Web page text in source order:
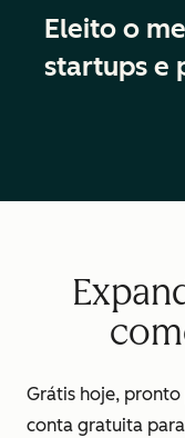
Eleito o
startups e
Grátis hoje, pronto
conta gratuita